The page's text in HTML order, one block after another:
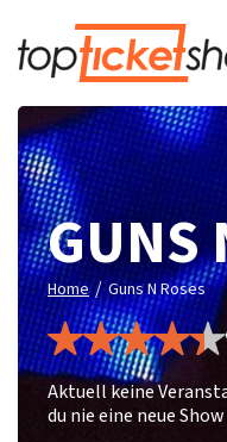
GUNS
Home / Guns N Roses
Aktuell keine
du nie eine neue